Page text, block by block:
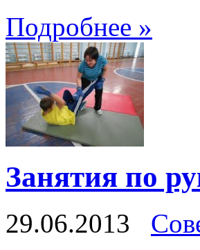
Подробнее »
Занятия по
29.06.2013